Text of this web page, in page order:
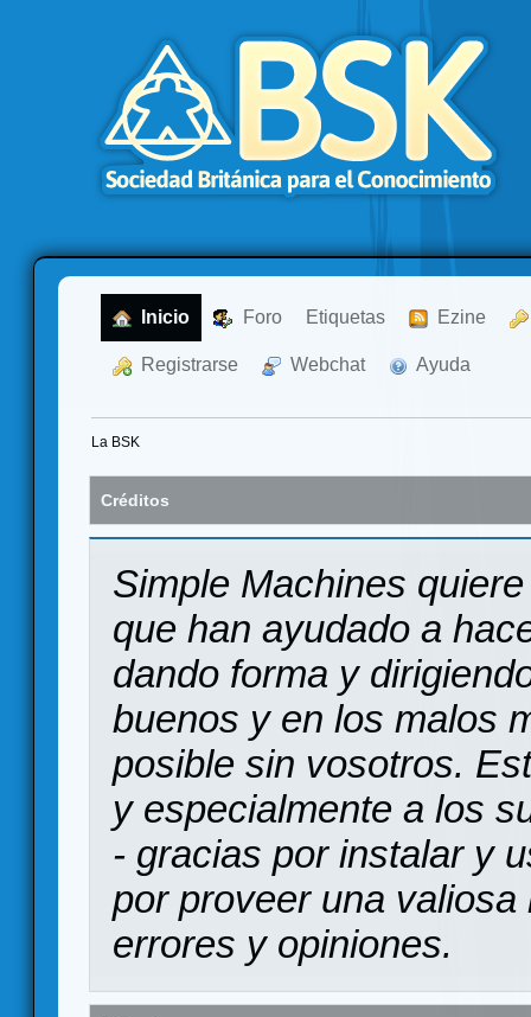
Inicio Foro Etiquetas Ezine
Registrarse Webchat Ayuda
La BSK
Créditos
Simple Machines
que han ayudado a
dando forma y
buenos y en los malos
posible sin vosotros.
y especialmente a los
- gracias por instalar y
por proveer una
errores y opiniones.